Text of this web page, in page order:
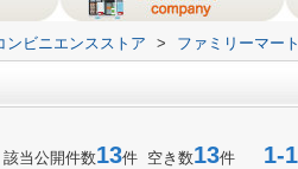
ンビニエンスストア > ファミリーマート
該当公開件数13件 空き数13件 1-